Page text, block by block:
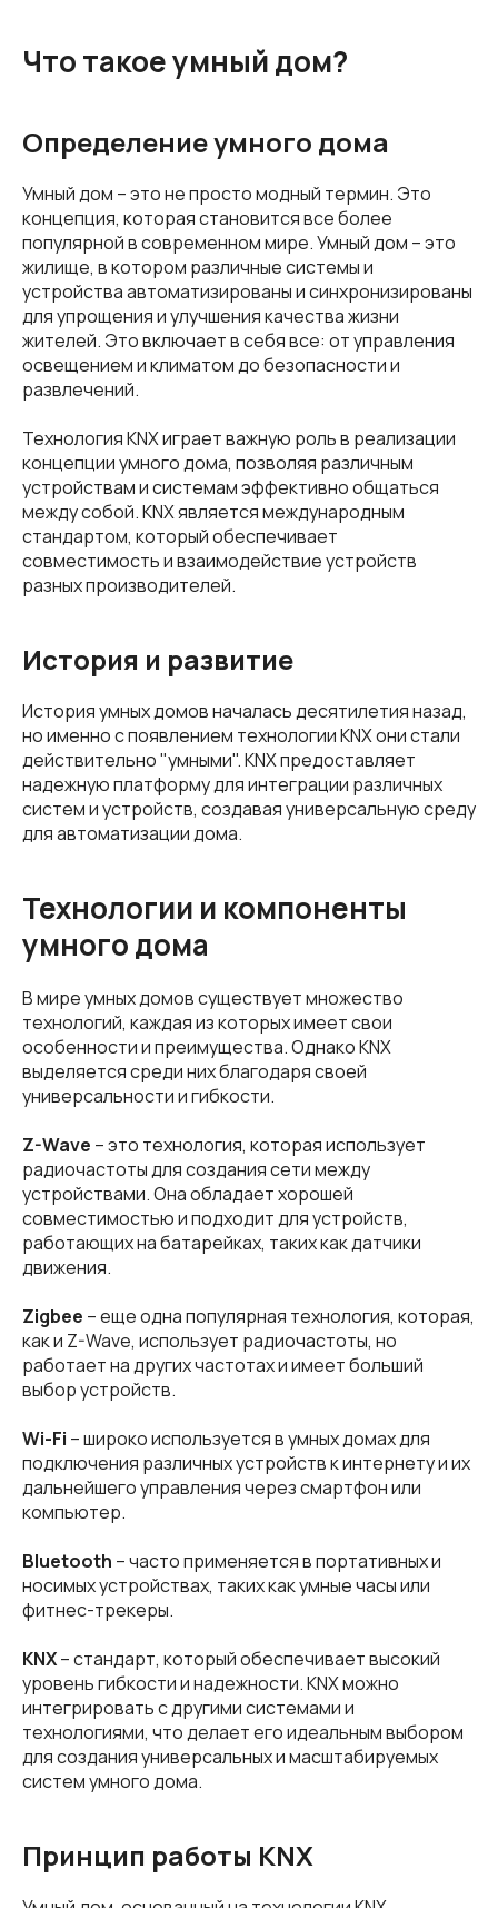
Что такое умный дом?
Определение умного дома
Умный дом – это не просто модный термин. Это
концепция, которая становится все более
популярной в современном мире. Умный дом – это
жилище, в котором различные системы и
устройства автоматизированы и синхронизированы
для упрощения и улучшения качества жизни
жителей. Это включает в себя все: от управления
освещением и климатом до безопасности и
развлечений.
Технология KNX играет важную роль в реализации
концепции умного дома, позволяя различным
устройствам и системам эффективно общаться
между собой. KNX является международным
стандартом, который обеспечивает
совместимость и взаимодействие устройств
разных производителей.
История и развитие
История умных домов началась десятилетия назад,
но именно с появлением технологии KNX они стали
действительно "умными". KNX предоставляет
надежную платформу для интеграции различных
систем и устройств, создавая универсальную среду
для автоматизации дома.
Технологии и компоненты
умного дома
В мире умных домов существует множество
технологий, каждая из которых имеет свои
особенности и преимущества. Однако KNX
выделяется среди них благодаря своей
универсальности и гибкости.
Z-Wave – это технология, которая использует
радиочастоты для создания сети между
устройствами. Она обладает хорошей
совместимостью и подходит для устройств,
работающих на батарейках, таких как датчики
движения.
Zigbee – еще одна популярная технология, которая,
как и Z-Wave, использует радиочастоты, но
работает на других частотах и имеет больший
выбор устройств.
Wi-Fi – широко используется в умных домах для
подключения различных устройств к интернету и их
дальнейшего управления через смартфон или
компьютер.
Bluetooth – часто применяется в портативных и
носимых устройствах, таких как умные часы или
фитнес-трекеры.
KNX– стандарт, который обеспечивает высокий
уровень гибкости и надежности. KNX можно
интегрировать с другими системами и
технологиями, что делает его идеальным выбором
для создания универсальных и масштабируемых
систем умного дома.
Принцип работы KNX